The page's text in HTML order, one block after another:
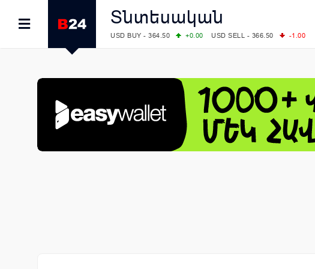
Տնտեսական
USD BUY - 364.50 +0.00 USD SELL - 366.50
-1.00
COMEX: PLATINUM - 1765.90
LME: ALUMINIUM - 3184.00
-0.27 COPPER - 13791.00
LME: NICKEL - 17249.00
+0.09 TIN - 55268.00
+2.50
LME: LEAD - 1877.50
-1.00 ZINC - 3643.00
+1.43
FOREX: USD/JPY - 157.68
+0.12 EUR/GBP - 1.1548
FOREX: EUR/USD - 1.1548
+0.11 GBP/USD - 1.3459